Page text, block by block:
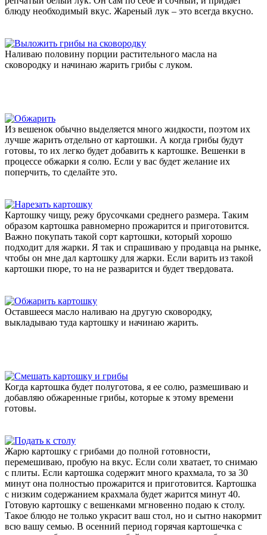
блюду необходимый вкус. Жареный лук – это всегда вкусно.
Наливаю половину порции растительного масла на
сковородку и начинаю жарить грибы с луком.
Из вешенок обычно выделяется много жидкости, поэтом их
лучше жарить отдельно от картошки. А когда грибы будут
готовы, то их легко будет добавить к картошке. Вешенки в
процессе обжарки я солю. Если у вас будет желание их
поперчить, то сделайте это.
Картошку чищу, режу брусочками среднего размера. Таким
образом картошка равномерно прожарится и приготовится.
Важно покупать такой сорт картошки, который хорошо
подходит для жарки. Я так и спрашиваю у продавца на рынке,
чтобы он мне дал картошку для жарки. Если варить из такой
картошки пюре, то на не разварится и будет твердовата.
Оставшееся масло наливаю на другую сковородку,
выкладываю туда картошку и начинаю жарить.
Когда картошка будет полуготова, я ее солю, размешиваю и
добавляю обжаренные грибы, которые к этому времени
готовы.
Жарю картошку с грибами до полной готовности,
перемешиваю, пробую на вкус. Если соли хватает, то снимаю
с плиты. Если картошка содержит много крахмала, то за 30
минут она полностью прожарится и приготовится. Картошка
с низким содержанием крахмала будет жарится минут 40.
Готовую картошку с вешенками мгновенно подаю к столу.
Такое блюдо не только украсит ваш стол, но и сытно накормит
всю вашу семью. В осенний период горячая картошечка с